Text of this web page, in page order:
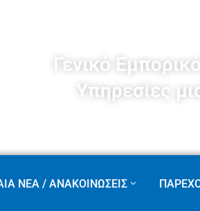
Γενικό
Υπηρεσίες
ΝΕΑ / ΑΝΑΚΟΙΝΩΣΕΙΣ